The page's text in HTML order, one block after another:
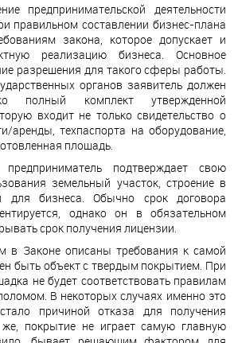
предпринимательской деятельности
правильном составлении бизнес-плана
закона, которое допускает и
реализацию бизнеса. Основное
разрешения для такого сферы работы.
органов заявитель должен
полный комплект утвержденной
входит не только свидетельство о
аренды, техпаспорта на оборудование,
площадь.
подтверждает свою
земельный участок, строение в
для бизнеса. Обычно срок договора
однако он в обязательном
срок получения лицензии.
в Законе описаны требования к самой
быть объект с твердым покрытием. При
не будет соответствовать правилам
В некоторых случаях именно это
причиной отказа для получения
покрытие не играет самую главную